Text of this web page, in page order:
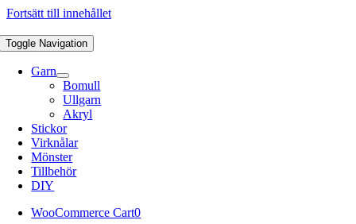
Fortsätt till innehållet
Toggle Navigation
Garn
Bomull
Ullgarn
Akryl
Stickor
Virknålar
Mönster
Tillbehör
DIY
WooCommerce Cart0